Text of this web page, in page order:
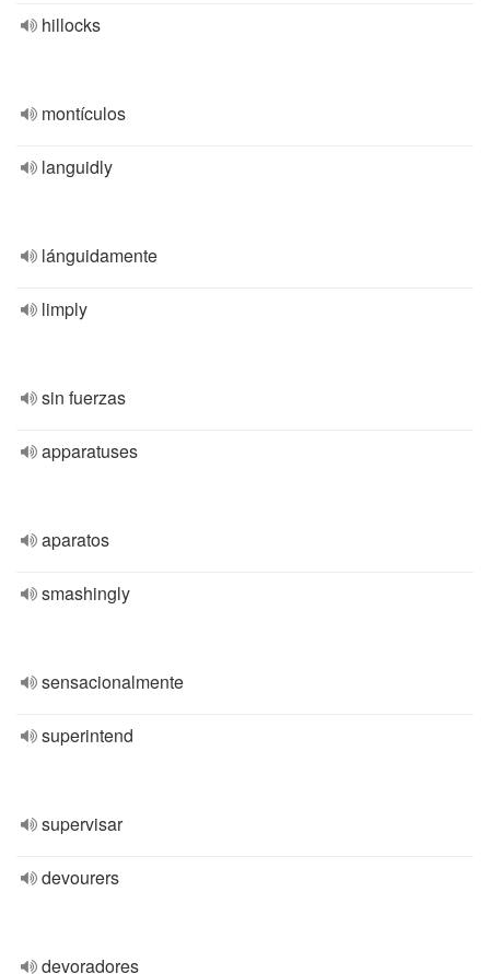
hillocks
montículos
languidly
lánguidamente
limply
sin fuerzas
apparatuses
aparatos
smashingly
sensacionalmente
superintend
supervisar
devourers
devoradores